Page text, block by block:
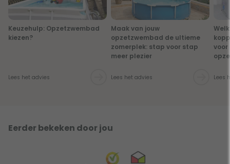
Keuzehulp: Opzetzwembad
kiezen?
Lees het advies
Maak van jouw
opzetzwembad de ultieme
zomerplek: stap voor stap
meer plezier
Lees het advies
voor
Lees
Eerder bekeken door jou